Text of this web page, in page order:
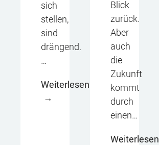
sich
stellen,
sind
drängend.
…
Weiterlesen
Blick
zurück.
Aber
auch
die
Zukunft
kommt
durch
einen…
Weiterlesen